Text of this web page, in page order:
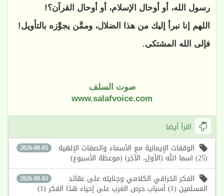
رسول الله، أو أوحال الإسلام، أو أوحال القرآن؟!
اللهم إنا نبرأ إليك من هذا الضلال، وممَّن يجوِّزه بالتأويل!
فإلى الله المشتكى.
صوت السلف
www.salafvoice.com
اقرأ أيضا
2026-08-05 الوقفات الإيمانية مع الأسماء والصفات الإلهية
(25) اسما الله (الأول، الآخر) (موعظة الأسبوع)
2026-08-03 الفكر الخرافي الكلامي وجنايته على عقائد
المسلمين (1) أسباب حرص الغرب على إحياء هذا الفكر (1)